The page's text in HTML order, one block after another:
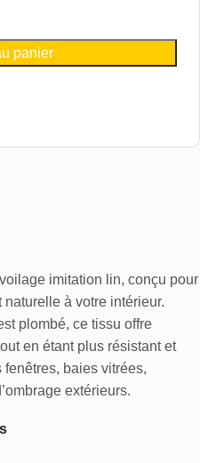
panier
imitation lin, conçu pour
à votre intérieur.
plombé, ce tissu offre
en étant plus résistant et
baies vitrées,
extérieurs.